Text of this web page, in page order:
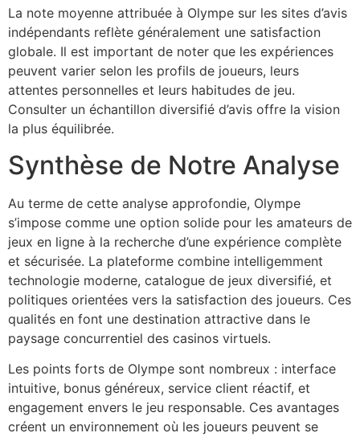
La note moyenne attribuée à Olympe sur les sites d’avis
indépendants reflète généralement une satisfaction
globale. Il est important de noter que les expériences
peuvent varier selon les profils de joueurs, leurs
attentes personnelles et leurs habitudes de jeu.
Consulter un échantillon diversifié d’avis offre la vision
la plus équilibrée.
Synthèse de Notre Analyse
Au terme de cette analyse approfondie, Olympe
s’impose comme une option solide pour les amateurs de
jeux en ligne à la recherche d’une expérience complète
et sécurisée. La plateforme combine intelligemment
technologie moderne, catalogue de jeux diversifié, et
politiques orientées vers la satisfaction des joueurs. Ces
qualités en font une destination attractive dans le
paysage concurrentiel des casinos virtuels.
Les points forts de Olympe sont nombreux : interface
intuitive, bonus généreux, service client réactif, et
engagement envers le jeu responsable. Ces avantages
créent un environnement où les joueurs peuvent se